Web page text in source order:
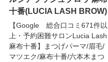
十番(LUCIA LASH BROW)
【Google 総合口コミ671件以
上・予約困難サロンLucia Lash
麻布十番】まつげパーマ/眉毛/
マツエク/麻布十番/六本木まつ